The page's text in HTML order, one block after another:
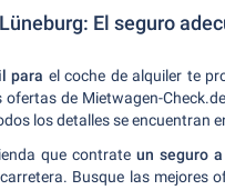
El seguro
para el coche de alquiler te
de Mietwagen-
los detalles se encuentran
que contrateun seguro
Busque las